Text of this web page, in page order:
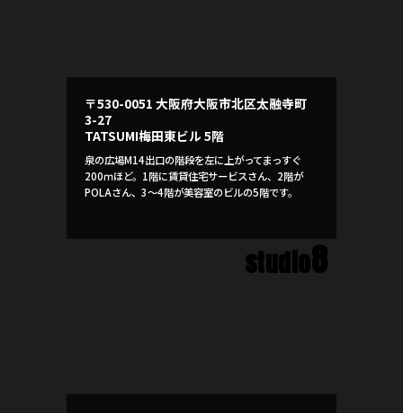
〒530-0051 大阪府大阪市北区太融寺町
3-27
TATSUMI梅田東ビル 5階
泉の広場M14出口の階段を左に上がってまっすぐ
200ｍほど。1階に賃貸住宅サービスさん、2階が
POLAさん、3～4階が美容室のビルの5階です。
studio8